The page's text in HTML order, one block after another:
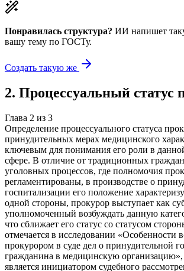
Понравилась структура? ИИ напишет
вашу тему по ГОСТу.
Создать такую же
2. Процессуальный статус
Глава 2 из 3
Определение процессуального статуса
принудительных мерах медицинского
ключевым для понимания его роли в
сфере. В отличие от традиционных
уголовных процессов, где полномочия
регламентированы, в производстве о
госпитализации его положение
одной стороны, прокурор выступает как
уполномоченный возбуждать данную
что сближает его статус со статусом
отмечается в исследовании «Особенности
прокурором в суде дел о принудительной
гражданина в медицинскую
является инициатором судебного